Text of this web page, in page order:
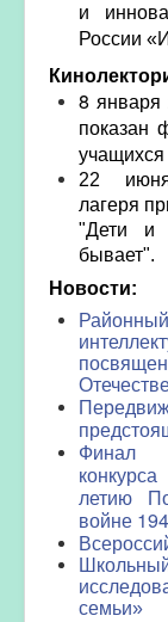
и
России
8
показан
учащихся
22
лагеря
"Дети и
бывает".
Новости:
Финал
летию
войне
семьи»